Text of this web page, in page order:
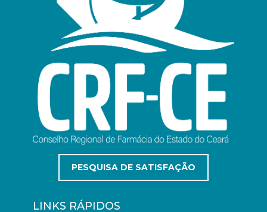
PESQUISA DE SATISFAÇÃO
LINKS RÁPIDOS